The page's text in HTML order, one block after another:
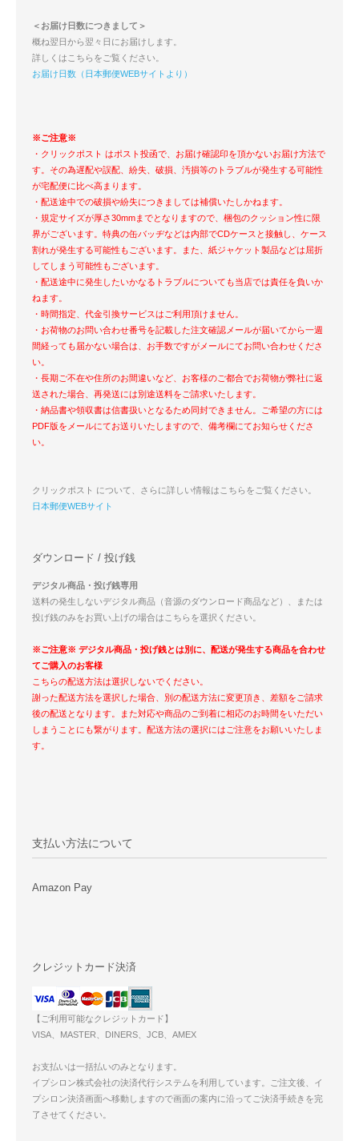
＜お届け日数につきまして＞
概ね翌日から翌々日にお届けします。
詳しくはこちらをご覧ください。
お届け日数（日本郵便WEBサイトより）
※ご注意※
・クリックポスト はポスト投函で、お届け確認印を頂かないお届け方法で
す。その為遅配や誤配、紛失、破損、汚損等のトラブルが発生する可能性
が宅配便に比べ高まります。
・配送途中での破損や紛失につきましては補償いたしかねます。
・規定サイズが厚さ30mmまでとなりますので、梱包のクッション性に限
界がございます。特典の缶バッヂなどは内部でCDケースと接触し、ケース
割れが発生する可能性もございます。また、紙ジャケット製品などは屈折
してしまう可能性もございます。
・配送途中に発生したいかなるトラブルについても当店では責任を負いか
ねます。
・時間指定、代金引換サービスはご利用頂けません。
・お荷物のお問い合わせ番号を記載した注文確認メールが届いてから一週
間経っても届かない場合は、お手数ですがメールにてお問い合わせくださ
い。
・長期ご不在や住所のお間違いなど、お客様のご都合でお荷物が弊社に返
送された場合、再発送には別途送料をご請求いたします。
・納品書や領収書は信書扱いとなるため同封できません。ご希望の方には
PDF版をメールにてお送りいたしますので、備考欄にてお知らせくださ
い。
クリックポスト について、さらに詳しい情報はこちらをご覧ください。
日本郵便WEBサイト
ダウンロード / 投げ銭
デジタル商品・投げ銭専用
送料の発生しないデジタル商品（音源のダウンロード商品など）、または
投げ銭のみをお買い上げの場合はこちらを選択ください。
※ご注意※ デジタル商品・投げ銭とは別に、配送が発生する商品を合わせ
てご購入のお客様
こちらの配送方法は選択しないでください。
謝った配送方法を選択した場合、別の配送方法に変更頂き、差額をご請求
後の配送となります。また対応や商品のご到着に相応のお時間をいただい
しまうことにも繋がります。配送方法の選択にはご注意をお願いいたしま
す。
支払い方法について
Amazon Pay
クレジットカード決済
【ご利用可能なクレジットカード】
VISA、MASTER、DINERS、JCB、AMEX
お支払いは一括払いのみとなります。
イプシロン株式会社の決済代行システムを利用しています。ご注文後、イ
プシロン決済画面へ移動しますので画面の案内に沿ってご決済手続きを完
了させてください。